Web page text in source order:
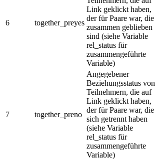
6 together_preyes
Link geklickt haben,
der für Paare war, die
zusammen geblieben
sind (siehe Variable
rel_status für
zusammengeführte
Variable)
7 together_preno
Angegebener
Beziehungsstatus von
Teilnehmern, die auf
Link geklickt haben,
der für Paare war, die
sich getrennt haben
(siehe Variable
rel_status für
zusammengeführte
Variable)